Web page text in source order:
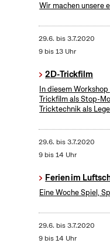
Wir machen unsere
29.6. bis3.7.2020
9 bis 13 Uhr
2D-Trickfilm
In diesem
Trickfilm als Stop-
Tricktechnik als
29.6. bis3.7.2020
9 bis 14 Uhr
Ferien im
Eine Woche Spiel,
29.6. bis3.7.2020
9 bis 14 Uhr